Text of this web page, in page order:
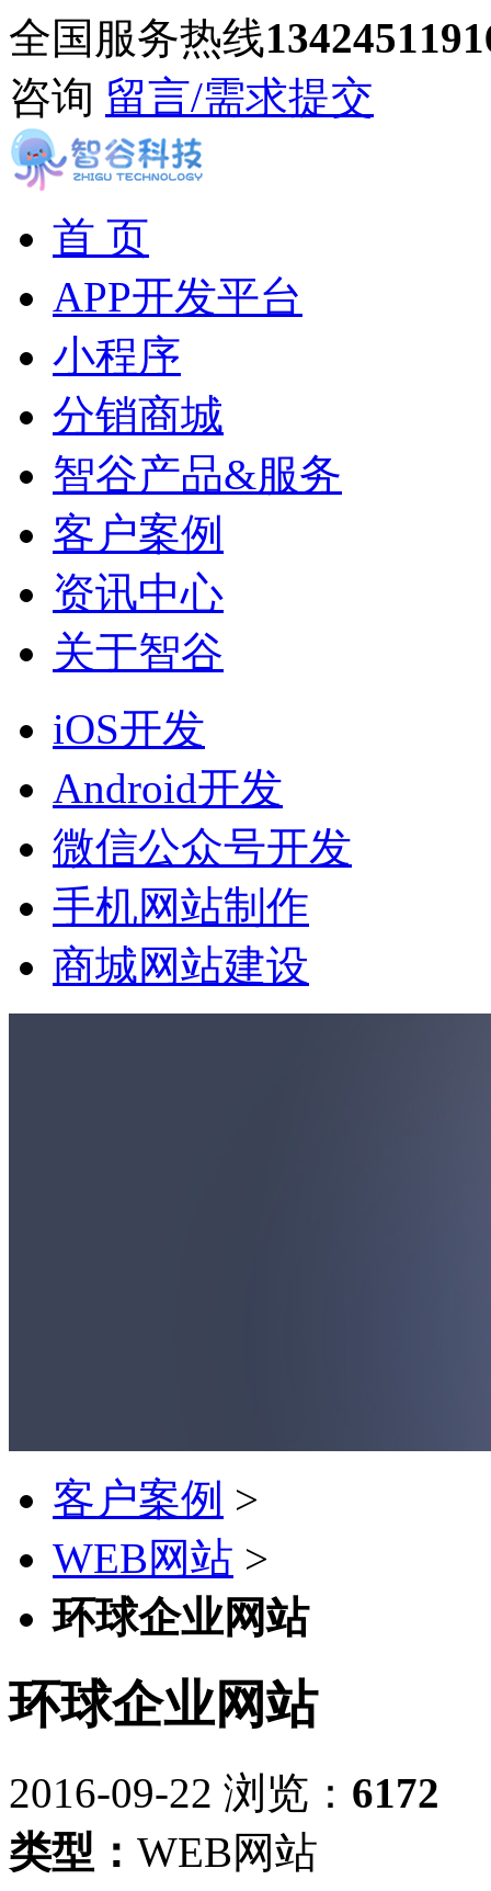
全国服务热线
咨询 留言/需求提交
首 页
APP开发平台
小程序
分销商城
智谷产品&服务
客户案例
资讯中心
关于智谷
iOS开发
Android开发
微信公众号开发
手机网站制作
商城网站建设
客户案例 >
WEB网站 >
环球企业网站
环球企业网站
2016-09-22 浏览： 6172
类型： WEB网站